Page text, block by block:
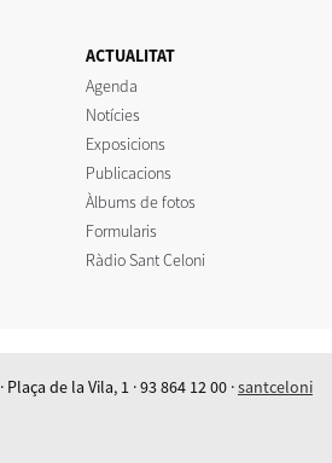
ACTUALITAT
Agenda
Notícies
Exposicions
Publicacions
Àlbums de fotos
Formularis
Ràdio Sant Celoni
de la Vila, 1 · 93 864 12 00 ·santceloni